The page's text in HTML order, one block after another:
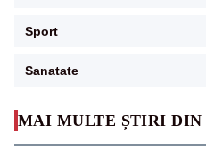
MAI MULTE ȘTIRI DIN
Sport
Sanatate